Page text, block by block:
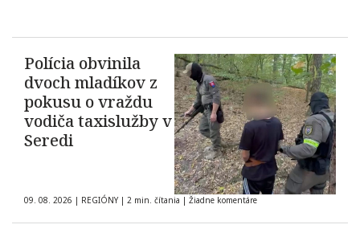
Polícia obvinila
dvoch mladíkov z
pokusu o vraždu
vodiča taxislužby v
Seredi
09. 08. 2026 | REGIÓNY | 2 min. čítania | Žiadne komentáre